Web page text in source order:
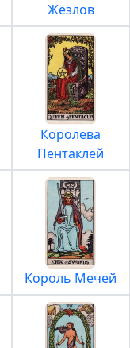
Жезлов
Королева
Пентаклей
Король Мечей